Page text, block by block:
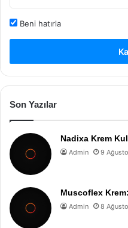
Beni hatırla
Son Yazılar
Nadixa Krem
Admin 9
Muscoflex
Admin 8